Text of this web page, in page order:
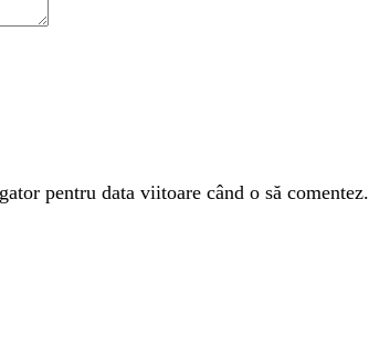
pentru data viitoare când o să comentez.